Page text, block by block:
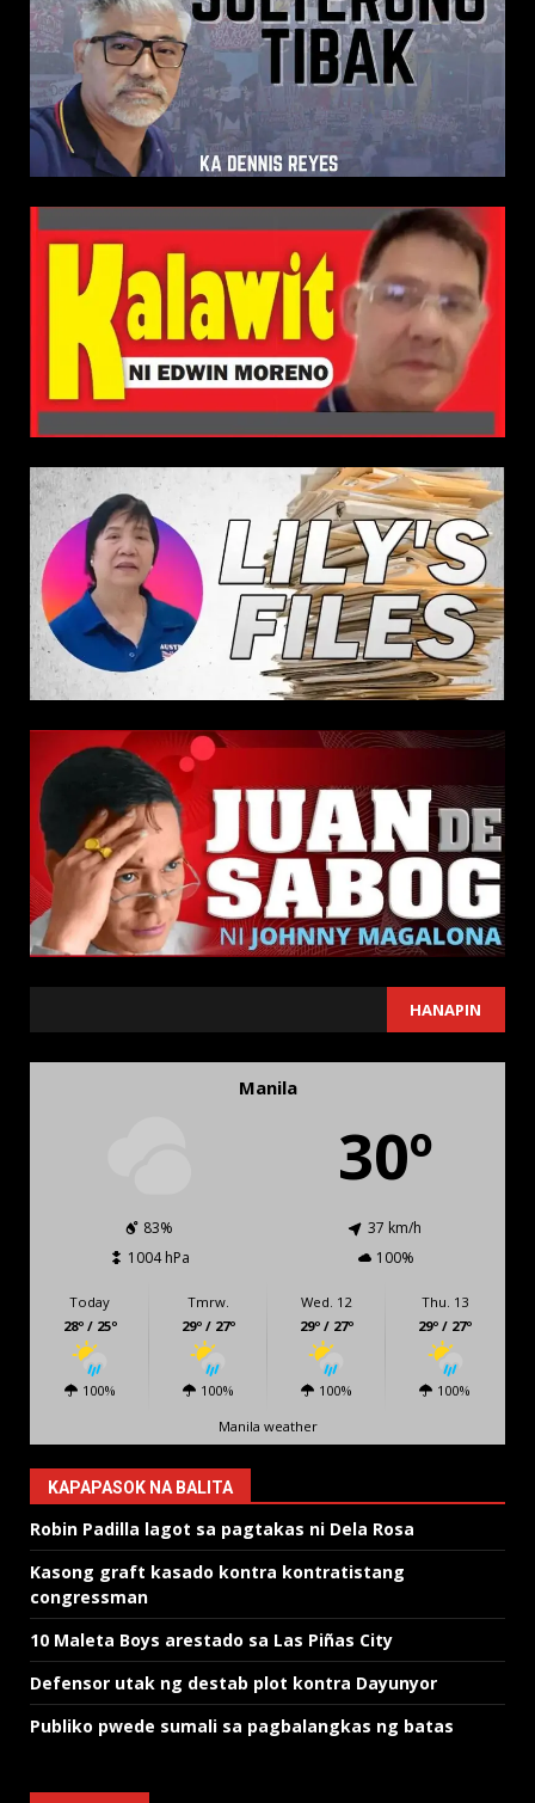
HANAPIN
Manila
30º
83%
37 km/h
1004 hPa
100%
Today
28º / 25º
100%
Tmrw.
29º / 27º
100%
Wed. 12
29º / 27º
100%
Thu. 13
29º / 27º
100%
Manila weather
KAPAPASOK NA BALITA
Robin Padilla lagot sa pagtakas ni Dela Rosa
Kasong graft kasado kontra kontratistang
congressman
10 Maleta Boys arestado sa Las Piñas City
Defensor utak ng destab plot kontra Dayunyor
Publiko pwede sumali sa pagbalangkas ng batas